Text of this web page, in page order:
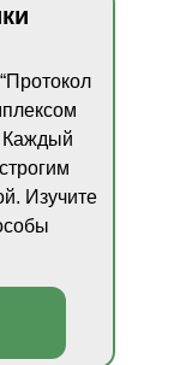
Каждый
Изучите